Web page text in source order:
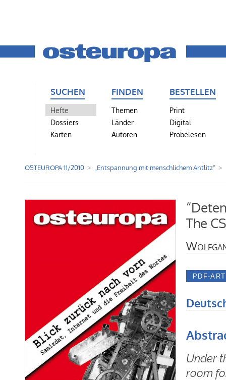
SUCHEN
Hefte
Dossiers
Karten
FINDEN
Themen
Länder
Autoren
BESTELLEN
Print
Digital
Probelesen
OSTEUROPA 11/2010 „Entspannung mit menschlichem Antlitz“
The
Under
room